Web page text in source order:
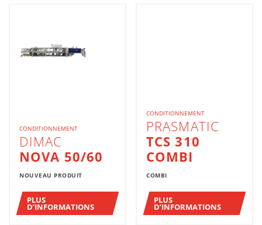
CONDITIONNEMENT
DIMAC
NOVA 50/60
NOUVEAU PRODUIT
PLUS
D’INFORMATIONS
CONDITIONNEMENT
PRASMATIC
TCS 310
COMBI
COMBI
PLUS
D’INFORMATIONS